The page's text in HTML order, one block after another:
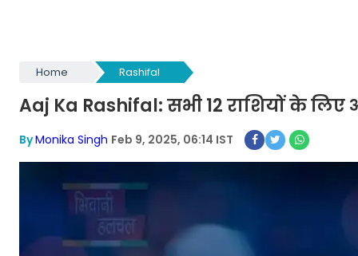
Home Rashifal
Aaj Ka Rashifal: सभी 12 राशियों के
ByMonika Singh Feb 9, 2025, 06:14 IST